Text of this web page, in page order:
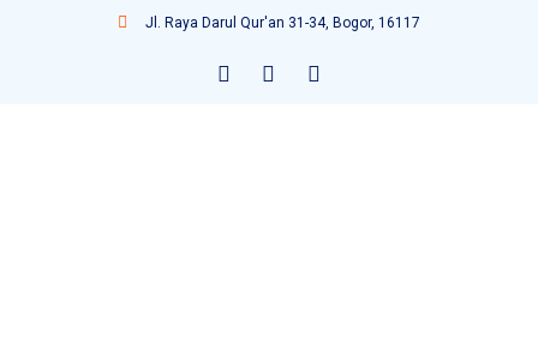
Jl. Raya Darul Qur'an 31-34, Bogor, 16117